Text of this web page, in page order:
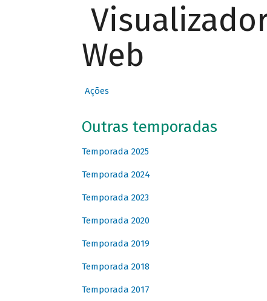
Web
Ações
Outras temporadas
Temporada 2025
Temporada 2024
Temporada 2023
Temporada 2020
Temporada 2019
Temporada 2018
Temporada 2017